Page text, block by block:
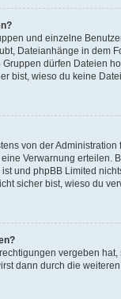
und einzelne
Dateianhänge in dem
dürfen Dateien
bist, wieso du keine
von der
Verwarnung erteilen.
und phpBB Limited
sicher bist, wieso du
vergeben
dann durch die